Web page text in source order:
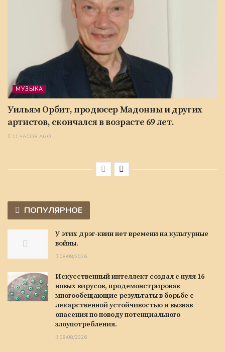
МУЗЫКА
Уильям Орбит, продюсер Мадонны и других
артистов, скончался в возрасте 69 лет.
11 ЧАСОВ AGO
ПОПУЛЯРНОЕ
У этих дрэг-квин нет времени на культурные
войны.
08/08/2026
Искусственный интеллект создал с нуля 16
новых вирусов, продемонстрировав
многообещающие результаты в борьбе с
лекарственной устойчивостью и вызвав
опасения по поводу потенциального
злоупотребления.
08/08/2026